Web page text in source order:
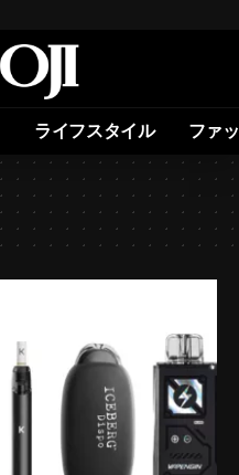
ライフスタイル ファ